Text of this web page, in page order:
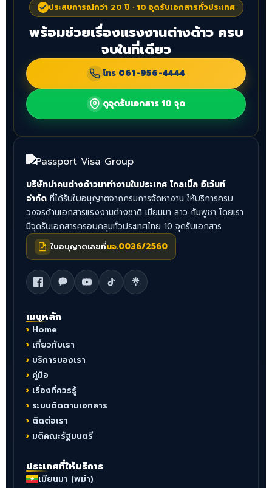
ประสบการณ์กว่า 20 ปี · 10 จุดรับเอกสารทั่วประเทศ
พร้อมช่วยเรื่องแรงงานต่างด้าว ครบ
จบในที่เดียว
โทร 061-956-4444
ดูจุดรับเอกสาร 10 จุด
บริษัทนำคนต่างด้าวมาทำงานในประเทศ โกลเบิ้ล อีเว้นท์
จำกัด ที่ได้รับใบอนุญาตจากกรมการจัดหางาน ให้บริการครบ
วงจรด้านเอกสารแรงงานต่างชาติ เมียนมา ลาว กัมพูชา โดยเรา
มีจุดรับเอกสารครอบคลุมทั่วประเทศไทย 10 จุดรับเอกสาร
ใบอนุญาตเลขที่นจ.0036/2560
เมนูหลัก
Home
เกี่ยวกับเรา
บริการของเรา
คู่มือ
เรื่องที่ควรรู้
ระบบติดตามเอกสาร
ติดต่อเรา
มติคณะรัฐมนตรี
ประเทศที่ให้บริการ
เมียนมา (พม่า)